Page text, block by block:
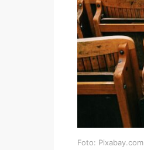
Foto: Pixabay.com